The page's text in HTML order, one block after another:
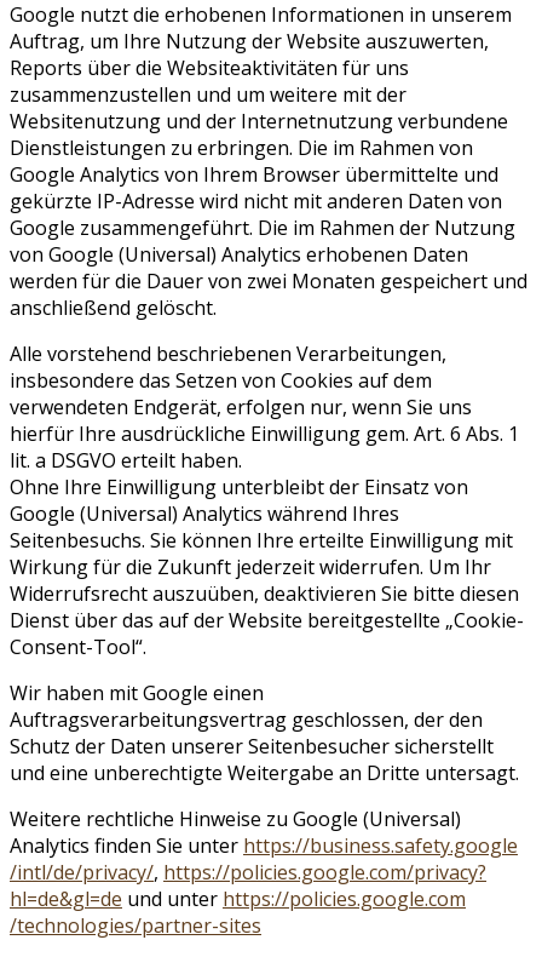
Google nutzt die erhobenen Informationen in unserem
Auftrag, um Ihre Nutzung der Website auszuwerten,
Reports über die Websiteaktivitäten für uns
zusammenzustellen und um weitere mit der
Websitenutzung und der Internetnutzung verbundene
Dienstleistungen zu erbringen. Die im Rahmen von
Google Analytics von Ihrem Browser übermittelte und
gekürzte IP-Adresse wird nicht mit anderen Daten von
Google zusammengeführt. Die im Rahmen der Nutzung
von Google (Universal) Analytics erhobenen Daten
werden für die Dauer von zwei Monaten gespeichert und
anschließend gelöscht.
Alle vorstehend beschriebenen Verarbeitungen,
insbesondere das Setzen von Cookies auf dem
verwendeten Endgerät, erfolgen nur, wenn Sie uns
hierfür Ihre ausdrückliche Einwilligung gem. Art. 6 Abs. 1
lit. a DSGVO erteilt haben.
Ohne Ihre Einwilligung unterbleibt der Einsatz von
Google (Universal) Analytics während Ihres
Seitenbesuchs. Sie können Ihre erteilte Einwilligung mit
Wirkung für die Zukunft jederzeit widerrufen. Um Ihr
Widerrufsrecht auszuüben, deaktivieren Sie bitte diesen
Dienst über das auf der Website bereitgestellte „Cookie-
Consent-Tool“.
Wir haben mit Google einen
Auftragsverarbeitungsvertrag geschlossen, der den
Schutz der Daten unserer Seitenbesucher sicherstellt
und eine unberechtigte Weitergabe an Dritte untersagt.
Weitere rechtliche Hinweise zu Google (Universal)
Analytics finden Sie unter https://business.safety.google
/intl/de/privacy/, https://policies.google.com/privacy?
hl=de&gl=de und unter https://policies.google.com
/technologies/partner-sites